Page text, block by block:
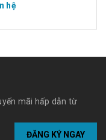
hệ
mãi hấp dẫn từ
ĐĂNG KÝ NGAY